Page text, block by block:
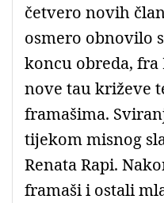
četvero novih
osmero obnovilo
koncu obreda,
nove tau križeve
framašima.
tijekom misnog
Renata Rapi.
framaši i ostali